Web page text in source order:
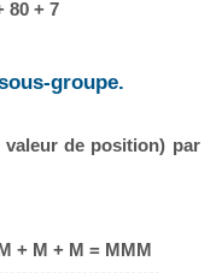
80 + 7
groupe.
valeur de position) par
+ M + M = MMM